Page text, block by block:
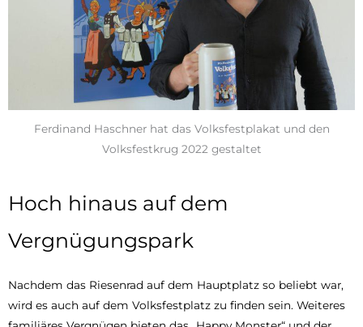
Ferdinand Haschner hat das Volksfestplakat und den
Volksfestkrug 2022 gestaltet
Hoch hinaus auf dem
Vergnügungspark
Nachdem das Riesenrad auf dem Hauptplatz so beliebt war,
wird es auch auf dem Volksfestplatz zu finden sein. Weiteres